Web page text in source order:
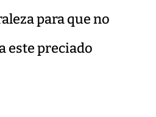
para que no
este preciado